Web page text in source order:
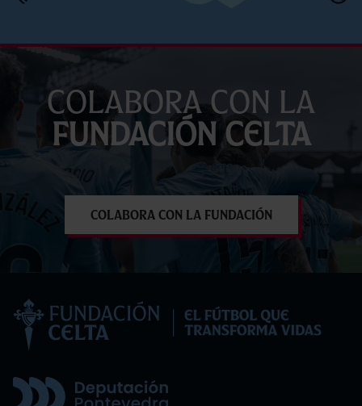
Colabora con la
Fundación Celta
Colabora con la Fundación